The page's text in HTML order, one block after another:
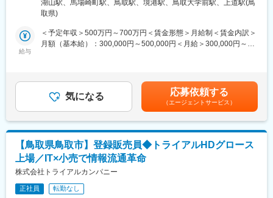
で圧倒的な低価格を実現しています。
続けるために「2035年に700店舗を出店する」目標を掲げ、本部
と現場が密に連絡を取り合いながらサービス改善を行うための体
変更の範囲：会社の定める業務
業界トップクラスの成長率を誇る好調企業で、店舗の繁栄にご活
躍いただける方を募集します！
■業務詳細：
・各店舗での売上管理、在庫・コスト・発注管理
・店舗メンバー（パート・アルバイト）の労務管理ほか
■キャリアパス：
月で店長、店長経験後にバイヤー・SV・店舗開発などのキャリア
パスをご用意しています。将来キャリアとしては本社、本部など
の管理部門などへの異動もチャレンジ可能です。
■店舗毎の組織構成：
ンヤズチョウオクタニ）112番地1 受動喫煙対策：屋内全面禁煙変
湖山駅、馬場崎町駅、鳥取駅、境港駅、鳥取大学前駅、上道駅(鳥
取県)
給与
＜予定年収＞500万円～700万円＜賃金形態＞月給制＜賃金内訳＞
月額（基本給）：300,000円～500,000円＜月給＞300,000円～
す。月給(月額)は固定手当を含めた表記です。
気になる 応募依頼する
（エージェントサービス）
【鳥取県鳥取市】登録販売員◆トライアルHDグロース
上場／IT×小売で情報流通革命
株式会社トライアルカンパニー
正社員 転勤なし